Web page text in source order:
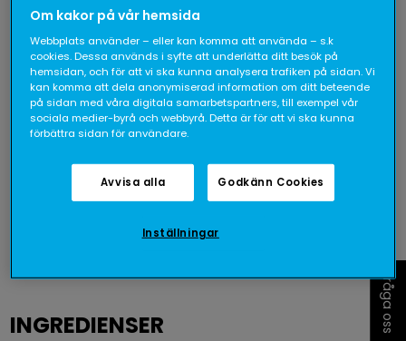
Fråga oss
INGREDIENSER
Om kakor på vår hemsida
Webbplats använder – eller kan komma att använda – s.k
cookies. Dessa används i syfte att underlätta ditt besök på
hemsidan, och för att vi ska kunna analysera trafiken på sidan. Vi
kan komma att dela anonymiserad information om ditt beteende
på sidan med våra digitala samarbetspartners, till exempel vår
sociala medier-byrå och webbyrå. Detta är för att vi ska kunna
förbättra sidan för användare.
Avvisa alla Godkänn Cookies
Inställningar